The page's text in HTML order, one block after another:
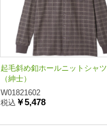
起毛斜め釦ホールニットシャツ
（紳士）
W01821602
税込 ￥5,478